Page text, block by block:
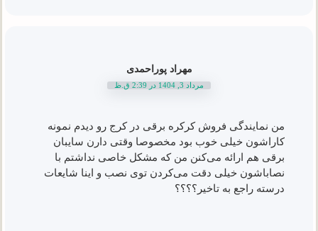
مهراد پوراحمدی
مرداد 3, 1404 در 2:39 ق.ظ
من نمایندگی فروش کرکره برقی در کرج رو دیدم نمونه
کاراشون خیلی خوب بود مخصوصا وقتی دارن سایبان
برقی هم ارائه می‌کنن من که مشکل خاصی نداشتم با
نصاباشون خیلی دقت می‌کردن توی نصب و اینا شایعات
درسته راجع به تاخیر؟؟؟؟